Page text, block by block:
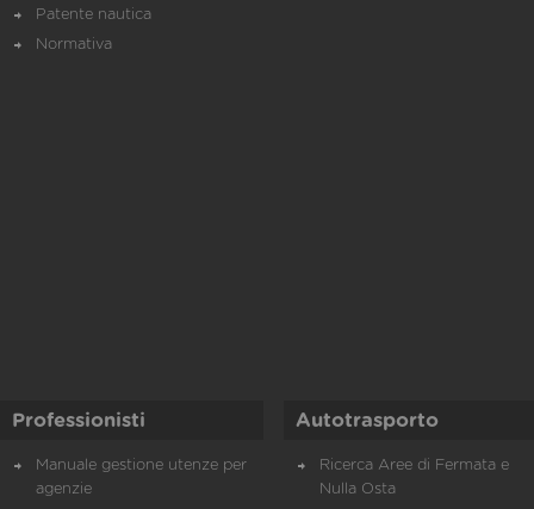
Patente nautica
Normativa
Professionisti
Manuale gestione utenze per
agenzie
Autotrasporto
Ricerca Aree di Fermata e
Nulla Osta